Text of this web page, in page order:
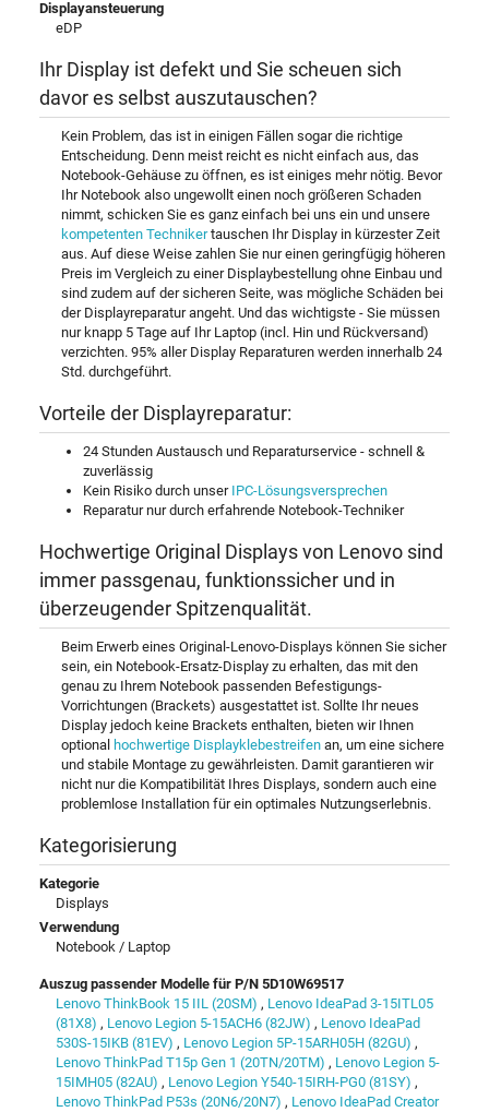
Displayansteuerung
eDP
Ihr Display ist defekt und Sie scheuen sich
davor es selbst auszutauschen?
Kein Problem, das ist in einigen Fällen sogar die richtige
Entscheidung. Denn meist reicht es nicht einfach aus, das
Notebook-Gehäuse zu öffnen, es ist einiges mehr nötig. Bevor
Ihr Notebook also ungewollt einen noch größeren Schaden
nimmt, schicken Sie es ganz einfach bei uns ein und unsere
kompetenten Technikertauschen Ihr Display in kürzester Zeit
aus. Auf diese Weise zahlen Sie nur einen geringfügig höheren
Preis im Vergleich zu einer Displaybestellung ohne Einbau und
sind zudem auf der sicheren Seite, was mögliche Schäden bei
der Displayreparatur angeht. Und das wichtigste - Sie müssen
nur knapp 5 Tage auf Ihr Laptop (incl. Hin und Rückversand)
verzichten. 95% aller Display Reparaturen werden innerhalb 24
Std. durchgeführt.
Vorteile der Displayreparatur:
24 Stunden Austausch und Reparaturservice - schnell &
zuverlässig
Kein Risiko durch unser IPC-Lösungsversprechen
Reparatur nur durch erfahrende Notebook-Techniker
Hochwertige Original Displays von Lenovo sind
immer passgenau, funktionssicher und in
überzeugender Spitzenqualität.
Beim Erwerb eines Original-Lenovo-Displays können Sie sicher
sein, ein Notebook-Ersatz-Display zu erhalten, das mit den
genau zu Ihrem Notebook passenden Befestigungs-
Vorrichtungen (Brackets) ausgestattet ist. Sollte Ihr neues
Display jedoch keine Brackets enthalten, bieten wir Ihnen
optional hochwertige Displayklebestreifen an, um eine sichere
und stabile Montage zu gewährleisten. Damit garantieren wir
nicht nur die Kompatibilität Ihres Displays, sondern auch eine
problemlose Installation für ein optimales Nutzungserlebnis.
Kategorisierung
Kategorie
Displays
Verwendung
Notebook / Laptop
Auszug passender Modelle für P/N 5D10W69517
Lenovo ThinkBook 15 IIL (20SM) , Lenovo IdeaPad 3-15ITL05
(81X8) , Lenovo Legion 5-15ACH6 (82JW) , Lenovo IdeaPad
530S-15IKB (81EV) , Lenovo Legion 5P-15ARH05H (82GU) ,
Lenovo ThinkPad T15p Gen 1 (20TN/20TM) , Lenovo Legion 5-
15IMH05 (82AU) , Lenovo Legion Y540-15IRH-PG0 (81SY) ,
Lenovo ThinkPad P53s (20N6/20N7) , Lenovo IdeaPad Creator